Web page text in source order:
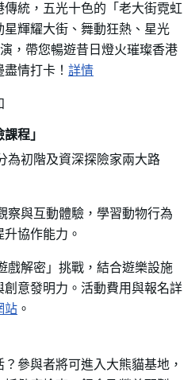
統，五光十色的「老大街霓虹
輝耀大街、舞動狂熱、星光
，帶您暢遊昔日燈火璀璨香港
情打卡！ 詳情
程」
為初階及資深探險家兩大路
察與互動體驗，學習動物行為
協作能力。
戲解密」挑戰，結合遊樂設施
意發明力。活動費用與報名詳
站 。
參與者將可進入大熊貓基地，